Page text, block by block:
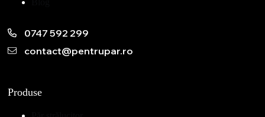
0747 592 299
contact@pentrupar.ro
Produse